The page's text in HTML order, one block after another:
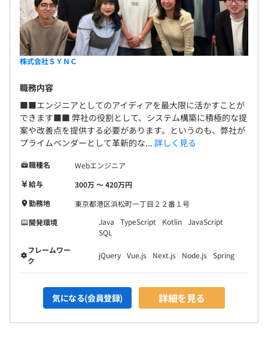
株式会社ＳＹＮＣ
職務内容
■■エンジニアとしてのアイディアを最大限に活かすことが
できます■■ 弊社の役割として、システム構築に積極的な提
案や改善点を提供する必要があります。というのも、弊社が
プライムベンダーとして革新的な... 詳しく見る
職種名
Webエンジニア
給与
300万 〜 420万円
勤務地
東京都港区浜松町一丁目２２番１号
開発環境
Java TypeScript Kotlin JavaScript
SQL
フレームワー
ク
jQuery Vue.js Next.js Node.js Spring
気になる(会員登録) 詳細を見る